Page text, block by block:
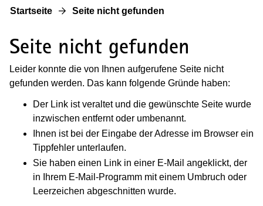
Startseite Seite nicht gefunden
Seite nicht gefunden
Leider konnte die von Ihnen aufgerufene Seite nicht
gefunden werden. Das kann folgende Gründe haben:
Der Link ist veraltet und die gewünschte Seite wurde
inzwischen entfernt oder umbenannt.
Ihnen ist bei der Eingabe der Adresse im Browser ein
Tippfehler unterlaufen.
Sie haben einen Link in einer E-Mail angeklickt, der
in Ihrem E-Mail-Programm mit einem Umbruch oder
Leerzeichen abgeschnitten wurde.